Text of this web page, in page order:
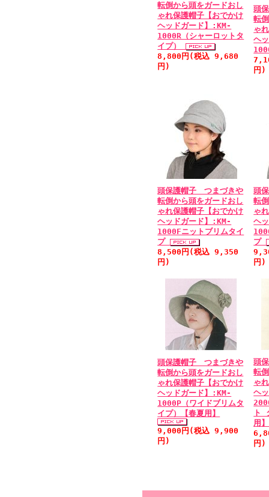
転倒から頭をガードおし
ゃれ保護帽子【おでかけ
ヘッドガード】:KM-
1000R（シャーロットタ
イプ）
8,800円(税込 9,680
円)
頭
転
ゃ
ヘ
円)
頭保護帽子 つまづきや
転倒から頭をガードおし
ゃれ保護帽子【おでかけ
ヘッドガード】:KM-
1000Fニットブリムタイ
プ
8,500円(税込 9,350
円)
頭
転
ゃ
ヘ
プ
円)
頭保護帽子 つまづきや
転倒から頭をガードおし
ゃれ保護帽子【おでかけ
ヘッドガード】:KM-
1000P（ワイドブリムタ
イプ）【春夏用】
9,000円(税込 9,900
円)
頭
転
ゃ
ヘ
ト
用】
円)